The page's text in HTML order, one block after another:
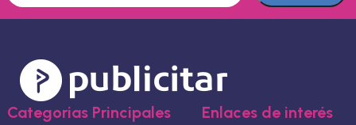
Categorias Principales Enlaces de interés